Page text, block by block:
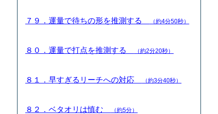
７９．運量で待ちの形を推測する （約4分50秒）
８０．運量で打点を推測する （約2分20秒）
８１．早すぎるリーチへの対応 （約3分40秒）
８２．ベタオリは慎む （約5分）